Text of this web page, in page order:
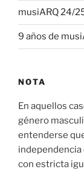
musiARQ 24/
9 años de
NOTA
En aquellos
género
entenderse
independencia
con estricta